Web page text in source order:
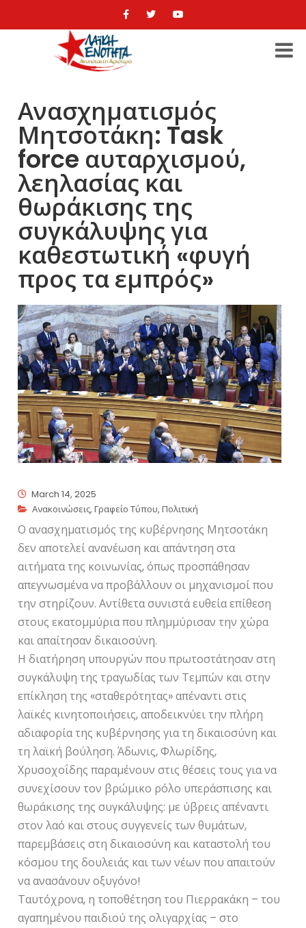
Ανασχηματισμός
Μητσοτάκη: Task
force αυταρχισμού,
λεηλασίας και
θωράκισης της
συγκάλυψης για
καθεστωτική «φυγή
προς τα εμπρός»
March 14, 2025
Ανακοινώσεις,Γραφείο Τύπου,Πολιτική
Ο ανασχηματισμός της κυβέρνησης Μητσοτάκη
δεν αποτελεί ανανέωση και απάντηση στα
αιτήματα της κοινωνίας, όπως προσπάθησαν
απεγνωσμένα να προβάλλουν οι μηχανισμοί που
την στηρίζουν. Αντίθετα συνιστά ευθεία επίθεση
στους εκατομμύρια που πλημμύρισαν την χώρα
και απαίτησαν δικαιοσύνη.
Η διατήρηση υπουργών που πρωτοστάτησαν στη
συγκάλυψη της τραγωδίας των Τεμπών και στην
επίκληση της «σταθερότητας» απέναντι στις
λαϊκές κινητοποιήσεις, αποδεικνύει την πλήρη
αδιαφορία της κυβέρνησης για τη δικαιοσύνη και
τη λαϊκή βούληση. Άδωνις, Φλωρίδης,
Χρυσοχοΐδης παραμένουν στις θέσεις τους για να
συνεχίσουν τον βρώμικο ρόλο υπεράσπισης και
θωράκισης της συγκάλυψης: με ύβρεις απέναντι
στον λαό και στους συγγενείς των θυμάτων,
παρεμβάσεις στη δικαιοσύνη και καταστολή του
κόσμου της δουλειάς και των νέων που απαιτούν
να ανασάνουν οξυγόνο!
Ταυτόχρονα, η τοποθέτηση του Πιερρακάκη – του
αγαπημένου παιδιού της ολιγαρχίας – στο